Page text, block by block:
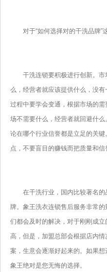
对于“如何选择对的干洗品牌”
干洗连锁要积极进行创新。市
么，经营者就应该提供什么，没
过程中要学会变通，根据市场的
场不需要什么，经营者就回避什
论在哪个行业信誉都是立足的关
点，不要盲目的赚钱而把质量和信
在干洗行业，国内比较著名的
牌。象王洗衣连锁售后服务非常
们都会及时的解决，对于刚刚成
高，但是，加盟总部会根据店内
案，生意会逐渐好起来的。如果想
象王绝对是您无悔的选择。